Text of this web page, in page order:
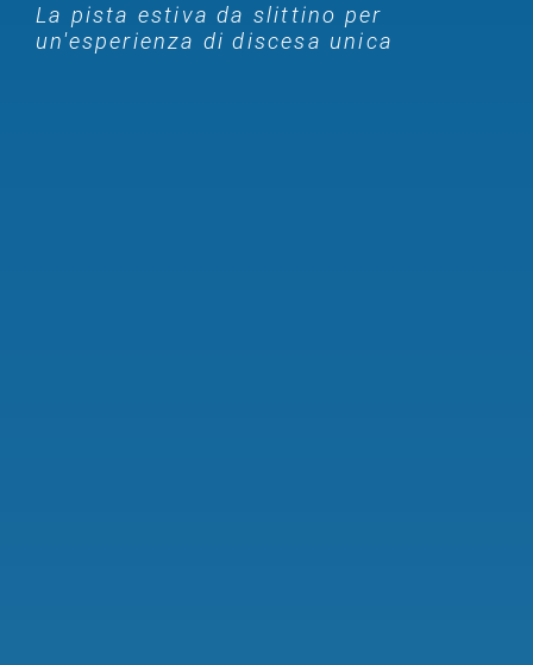
La pista estiva da slittino per
un'esperienza di discesa unica